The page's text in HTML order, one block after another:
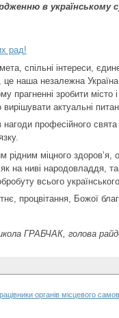
в українському
рад!
спільні інтереси,
наша незалежна
прагненні зробити місто
актуальні
нагоди професійного
міцного здоров’я,
на ниві народовладдя,
всього
процвітання, Божої
ГРАБЧАК, голова
органів місцевого